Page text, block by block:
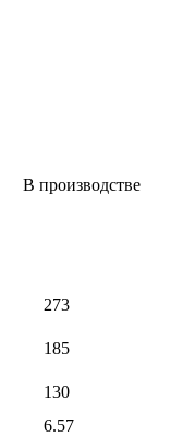
В производстве
273
185
130
6.57